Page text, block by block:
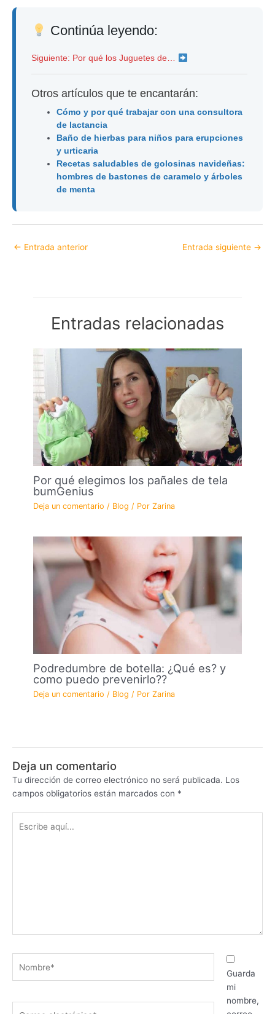
Continúa leyendo:
Siguiente: Por qué los Juguetes de…
Otros artículos que te encantarán:
Cómo y por qué trabajar con una consultora
de lactancia
Baño de hierbas para niños para erupciones
y urticaria
Recetas saludables de golosinas navideñas:
hombres de bastones de caramelo y árboles
de menta
← Entrada anterior Entrada siguiente →
Entradas relacionadas
Por qué elegimos los pañales de tela
bumGenius
Deja un comentario / Blog / PorZarina
Podredumbre de botella: ¿Qué es? y
como puedo prevenirlo??
Deja un comentario / Blog / PorZarina
Deja un comentario
Tu dirección de correo electrónico no será publicada. Los
campos obligatorios están marcados con *
aquí...
Guarda
mi
nombre,